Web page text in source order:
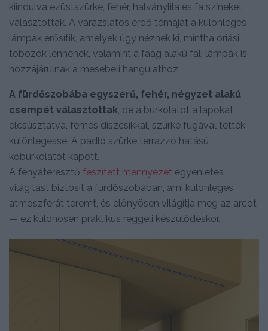
kiindulva ezüstszürke, fehér, halványlila és fa színeket
választottak. A varázslatos erdő témáját a különleges
lámpák erősítik, amelyek úgy néznek ki, mintha óriási
tobozok lennének, valamint a faág alakú fali lámpák is
hozzájárulnak a mesebeli hangulathoz.
A fürdőszobába egyszerű, fehér, négyzet alakú
csempét választottak , de a burkolatot a lapokat
elcsúsztatva, fémes díszcsíkkal, szürke fugával tették
különlegessé. A padló szürke terrazzo hatású
kőburkolatot kapott.
A fényáteresztő feszített mennyezet egyenletes
világítást biztosít a fürdőszobában, ami különleges
atmoszférát teremt, és előnyösen világítja meg az arcot
— ez különösen praktikus reggeli készülődéskor.